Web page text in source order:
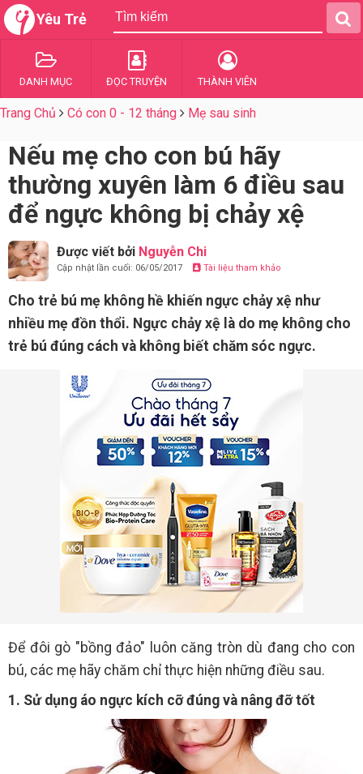
Yêu Trẻ
DANH MỤC ĐỌC TRUYỆN THÀNH VIÊN
Trang Chủ Có con 0 - 12 tháng Mẹ sau sinh
Nếu mẹ cho con bú hãy
thường xuyên làm 6 điều sau
để ngực không bị chảy xệ
Được viết bởi Nguyễn Chi
Cập nhật lần cuối: 06/05/2017 Tài liệu tham khảo
Cho trẻ bú mẹ không hề khiến ngực chảy xệ như
nhiều mẹ đồn thổi. Ngực chảy xệ là do mẹ không cho
trẻ bú đúng cách và không biết chăm sóc ngực.
Để đôi gò "bồng đảo" luôn căng tròn dù đang cho con
bú, các mẹ hãy chăm chỉ thực hiện những điều sau.
1. Sử dụng áo ngực kích cỡ đúng và nâng đỡ tốt